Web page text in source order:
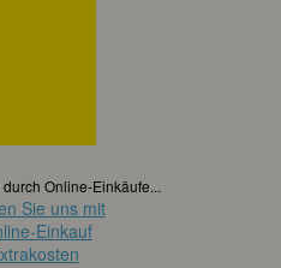
Online-Einkäufe...
Sie uns mit
Einkauf